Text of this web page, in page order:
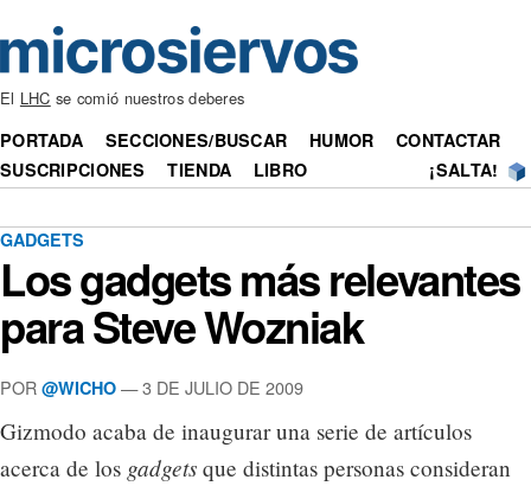
El LHC se comió nuestros deberes
PORTADA SECCIONES/BUSCAR HUMOR
CONTACTAR
SUSCRIPCIONES
TIENDA LIBRO ¡SALTA!
GADGETS
Los gadgets más relevantes
para Steve Wozniak
POR @WICHO — 3 DE JULIO DE 2009
Gizmodo acaba de inaugurar una serie de artículos
acerca de los gadgets que distintas personas consideran